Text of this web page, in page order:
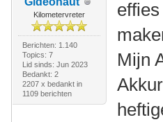
Kilometervreter
Berichten: 1.140
Topics: 7
Lid sinds: Jun 2023
Bedankt: 2
2207 x bedankt in
1109 berichten
Mijn